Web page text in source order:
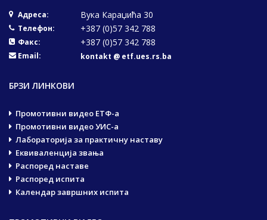
Адреса: Вука Караџића 30
Телефон: +387 (0)57 342 788
Факс: +387 (0)57 342 788
Email: kontakt @ etf.ues.rs.ba
БРЗИ ЛИНКОВИ
Промотивни видео ЕТФ-а
Промотивни видео УИС-а
Лабораторија за практичну наставу
Еквиваленција звања
Распоред наставе
Распоред испита
Календар завршних испита